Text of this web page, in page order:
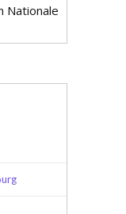
Nationale